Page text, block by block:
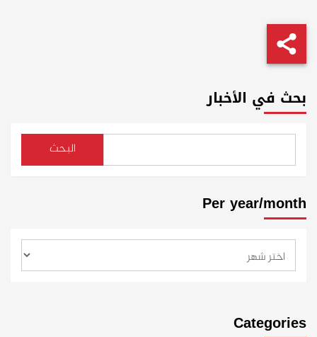
بحث في الأخبار
البحث
Per year/month
Categories